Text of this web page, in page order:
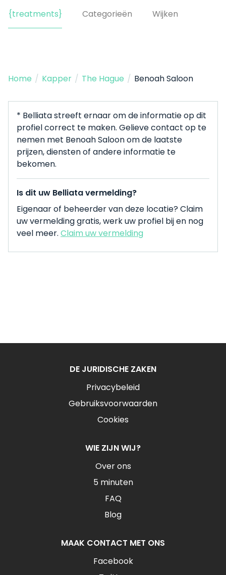
{treatments} Categorieën Wijken
Home / Kapper / The Hague / Benoah Saloon
* Belliata streeft ernaar om de informatie op dit
profiel correct te maken. Gelieve contact op te
nemen met Benoah Saloon om de laatste
prijzen, diensten of andere informatie te
bekomen.
Is dit uw Belliata vermelding?
Eigenaar of beheerder van deze locatie? Claim
uw vermelding gratis, werk uw profiel bij en nog
veel meer. Claim uw vermelding
DE JURIDISCHE ZAKEN
Privacybeleid
Gebruiksvoorwaarden
Cookies
WIE ZIJN WIJ?
Over ons
5 minuten
FAQ
Blog
MAAK CONTACT MET ONS
Facebook